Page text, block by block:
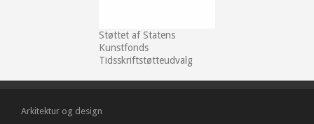
Støttet af Statens
Kunstfonds
Tidsskriftstøtteudvalg
Arkitektur og design